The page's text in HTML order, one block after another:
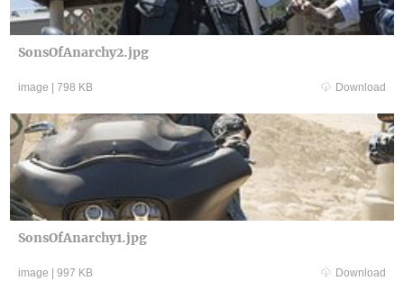
SonsOfAnarchy2.jpg
image 798 KB Download
SonsOfAnarchy1.jpg
image 997 KB Download